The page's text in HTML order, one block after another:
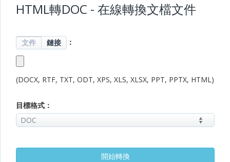
HTML轉DOC - 在線轉換文檔文件
文件 鏈接 ：
(DOCX, RTF, TXT, ODT, XPS, XLS, XLSX, PPT, PPTX, HTML)
目標格式：